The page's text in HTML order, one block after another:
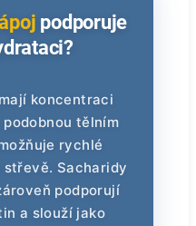
podporuje
koncentraci
tělním
rychlé
Sacharidy
podporují
a slouží jako